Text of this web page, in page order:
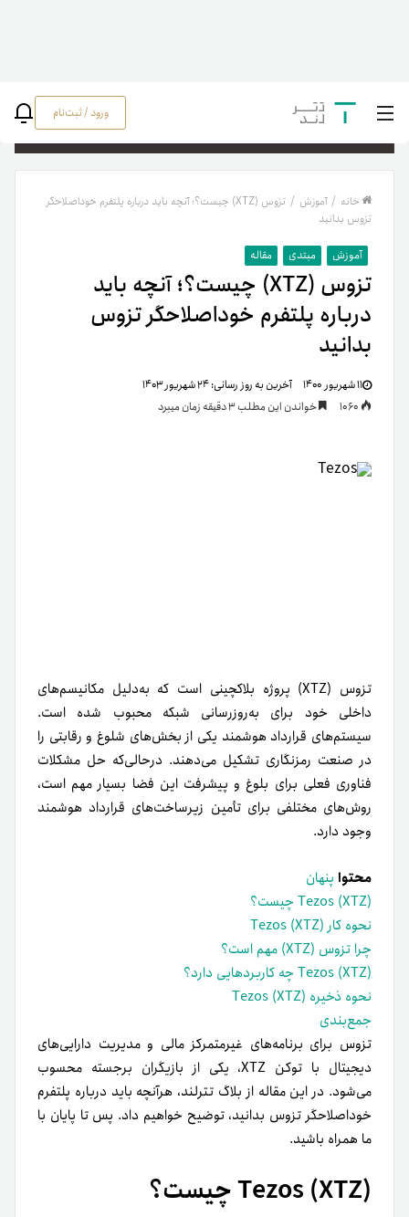
ورود / ثبت‌نام
خانه / آموزش /
تزوس (XTZ) چیست؟؛ آنچه باید درباره پلتفرم خوداصلاحگر
تزوس بدانید
آموزش مبتدی مقاله
تزوس (XTZ) چیست؟؛ آنچه باید
درباره پلتفرم خوداصلاحگر تزوس
بدانید
۱۱ شهریور ۱۴۰۰ آخرین به روز رسانی:۲۴ شهریور ۱۴۰۳
خواندن این مطلب 3 دقیقه زمان میبرد
تزوس (XTZ) پروژه بلاکچینی است که به‌دلیل مکانیسم‌های
داخلی خود برای به‌روزرسانی شبکه محبوب شده است.
سیستم‌‌های قرارداد هوشمند یکی از بخش‌های شلوغ‌ و رقابتی‌ را
در صنعت رمزنگاری تشکیل می‌دهند. در‌حالی‌که حل مشکلات
فناوری فعلی برای بلوغ و پیشرفت این فضا بسیار مهم است،
روش‌های مختلفی برای تأمین زیرساخت‌های قرارداد هوشمند
وجود دارد.
محتوا پنهان
(Tezos (XTZ چیست؟
نحوه کار (Tezos (XTZ
چرا تزوس (XTZ) مهم است؟
(Tezos (XTZ چه کاربردهایی دارد؟
نحوه ذخیره (Tezos (XTZ
جمع‌بندی
تزوس برای برنامه‌های غیرمتمرکز مالی و مدیریت دارایی‌های
دیجیتال با توکن XTZ، یکی از بازیگران برجسته محسوب
می‌شود. در این مقاله از بلاگ تترلند، هرآنچه باید درباره پلتفرم
خوداصلاحگر تزوس بدانید، توضیح خواهیم داد. پس تا پایان با
ما همراه باشید.
(Tezos (XTZ چیست؟